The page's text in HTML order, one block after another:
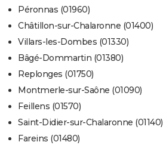
Péronnas (01960)
Châtillon-sur-Chalaronne (01400)
Villars-les-Dombes (01330)
Bâgé-Dommartin (01380)
Replonges (01750)
Montmerle-sur-Saône (01090)
Feillens (01570)
Saint-Didier-sur-Chalaronne (01140)
Fareins (01480)